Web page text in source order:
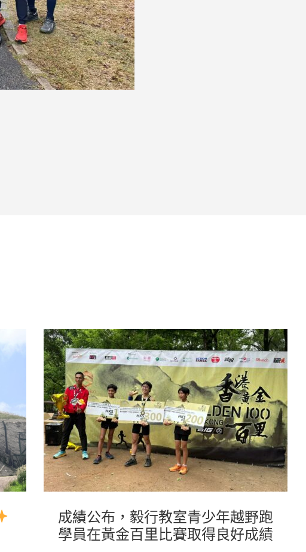
成績公布，毅行教室青少年越野跑
學員在黃金百里比賽取得良好成績